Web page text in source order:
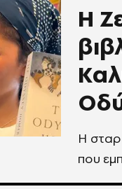
Η
Η σταρ
που